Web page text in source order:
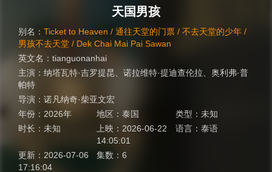
天国男孩
别名： Ticket to Heaven / 通往天堂的门票 / 不去天堂的少年 /
男孩不去天堂 / Dek Chai Mai Pai Sawan
英文名： tianguonanhai
主演： 纳塔瓦特·吉罗提昆 诺拉维特·提迪查伦拉
奥利弗·普
帕特
导演： 诺凡纳奇·柴亚文宏
年份： 2026年 地区：泰国 类型： 未知
时长： 未知 上映： 2026-06-22
14:05:01
语言： 泰语
更新： 2026-07-06
17:16:04
集数：6